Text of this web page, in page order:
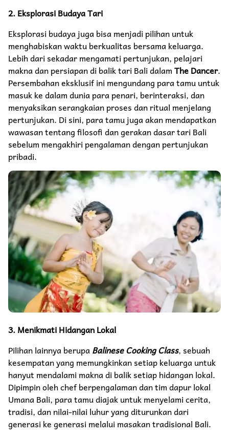
2. Eksplorasi Budaya Tari
Eksplorasi budaya juga bisa menjadi pilihan untuk
menghabiskan waktu berkualitas bersama keluarga.
Lebih dari sekadar mengamati pertunjukan, pelajari
makna dan persiapan di balik tari Bali dalamThe Dancer.
Persembahan eksklusif ini mengundang para tamu untuk
masuk ke dalam dunia para penari, berinteraksi, dan
menyaksikan serangkaian proses dan ritual menjelang
pertunjukan. Di sini, para tamu juga akan mendapatkan
wawasan tentang filosofi dan gerakan dasar tari Bali
sebelum mengakhiri pengalaman dengan pertunjukan
pribadi.
3. Menikmati Hidangan Lokal
Pilihan lainnya berupaBalinese Cooking Class, sebuah
kesempatan yang memungkinkan setiap keluarga untuk
hanyut mendalami makna di balik setiap hidangan lokal.
Dipimpin oleh chef berpengalaman dan tim dapur lokal
Umana Bali, para tamu diajak untuk menyelami cerita,
tradisi, dan nilai-nilai luhur yang diturunkan dari
generasi ke generasi melalui masakan tradisional Bali.